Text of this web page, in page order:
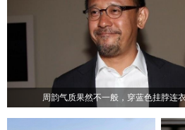
周韵气质果然不一般，穿蓝色挂脖连